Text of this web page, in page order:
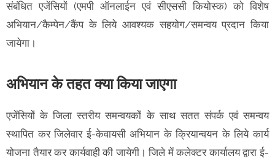
संबंधित एजेंसियों (एमपी ऑनलाईन एवं सीएससी कियोस्क) को विशेष
अभियान/कैम्पेन/कैंप के लिये आवश्यक सहयोग/समन्वय प्रदान किया
जायेगा।
अभियान के तहत क्या किया जाएगा
एजेंसियों के जिला स्तरीय समन्वयकों के साथ सतत संपर्क एवं समन्वय
स्थापित कर जिलेवार ई-केवायसी अभियान के क्रियान्वयन के लिये कार्य
योजना तैयार कर कार्यवाही की जायेगी। जिले में कलेक्टर कार्यालय द्वारा ई-